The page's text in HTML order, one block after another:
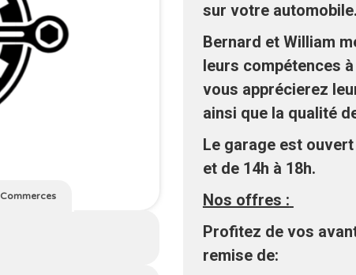
Commerces
sur votre
Bernard et William
leurs compétences
vous apprécierez
ainsi que la qualité
Le garage est
et de 14h à 18h.
Nos offres :
Profitez de vos
remise de: